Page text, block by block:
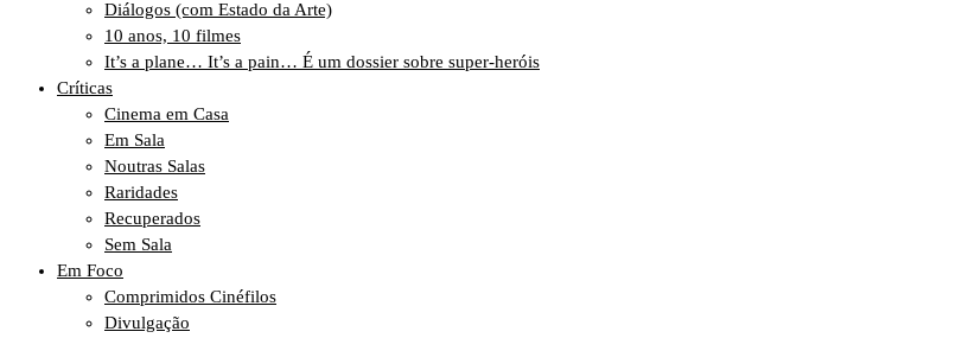
Diálogos (com Estado da Arte)
10 anos, 10 filmes
It’s a plane… It’s a pain… É um dossier sobre super-heróis
Críticas
Cinema em Casa
Em Sala
Noutras Salas
Raridades
Recuperados
Sem Sala
Em Foco
Comprimidos Cinéfilos
Divulgação